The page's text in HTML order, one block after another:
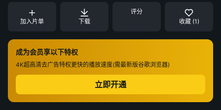
加入片单 下载
评分
收藏 (1)
成为会员享以下特权
4K超高清去广告特权更快的播放速度(需最新版谷歌浏览器)
立即开通